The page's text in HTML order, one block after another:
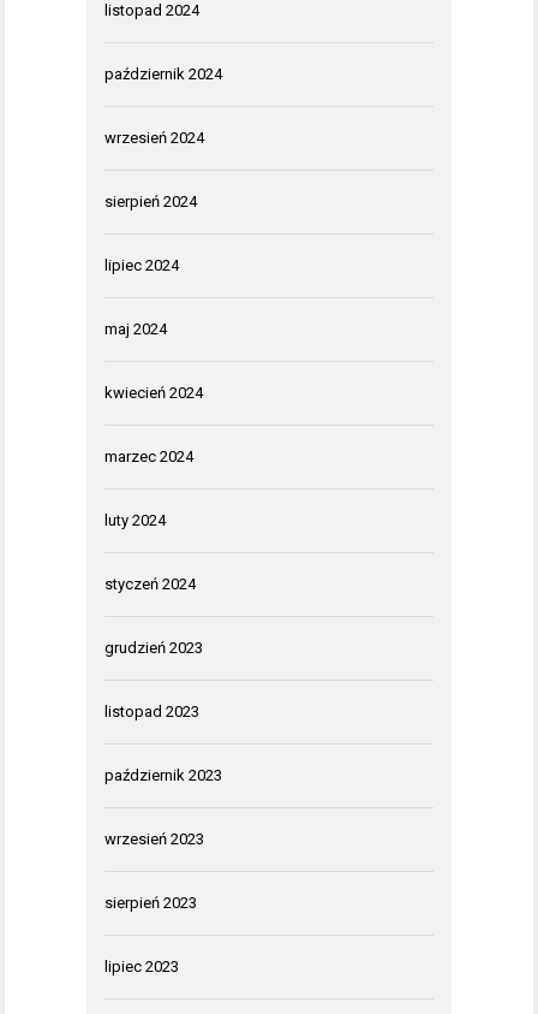
listopad 2024
październik 2024
wrzesień 2024
sierpień 2024
lipiec 2024
maj 2024
kwiecień 2024
marzec 2024
luty 2024
styczeń 2024
grudzień 2023
listopad 2023
październik 2023
wrzesień 2023
sierpień 2023
lipiec 2023